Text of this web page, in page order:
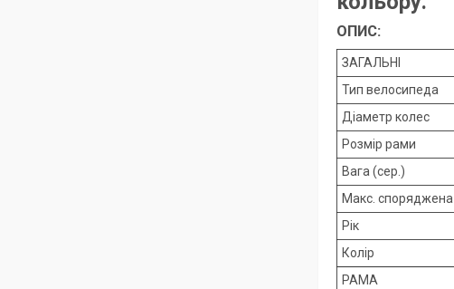
ОПИС:
ЗАГАЛЬНІ
Тип велосипеда
Діаметр колес
Розмір рами
Вага (сер.)
Макс. споряджена
Рік
Колір
РАМА